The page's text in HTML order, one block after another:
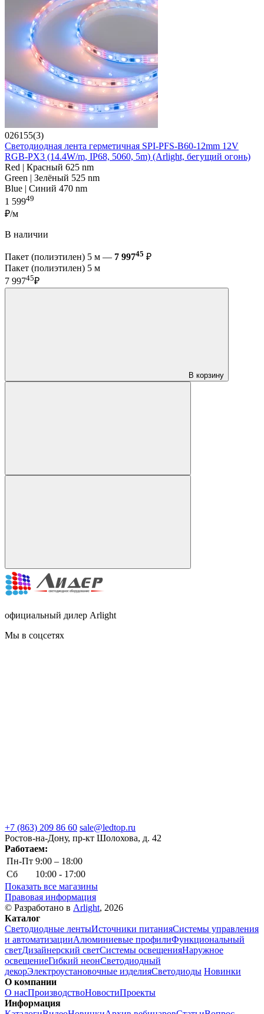
026155(3)
Светодиодная лента герметичная SPI-PFS-B60-12mm 12V
RGB-PX3 (14.4W/m, IP68, 5060, 5m) (Arlight, бегущий огонь)
Red | Красный 625 nm
Green | Зелёный 525 nm
Blue | Синий 470 nm
1 59949
₽/м
В наличии
Пакет (полиэтилен) 5 м — 7 99745 ₽
Пакет (полиэтилен) 5 м
7 99745₽
В корзину
официальный дилер Arlight
Мы в соцсетях
+7 (863) 209 86 60 sale@ledtop.ru
Ростов-на-Дону, пр-кт Шолохова, д. 42
Работаем:
Пн-Пт 9:00 – 18:00
Сб
10:00 - 17:00
Показать все магазины
Правовая информация
© Разработано в Arlight, 2026
Каталог
Светодиодные лентыИсточники питанияСистемы управления
и автоматизацииАлюминиевые профилиФункциональный
светДизайнерский светСистемы освещенияНаружное
освещениеГибкий неонСветодиодный
декорЭлектроустановочные изделияСветодиоды Новинки
О компании
О насПроизводствоНовостиПроекты
Информация